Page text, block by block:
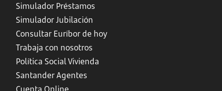
Simulador Préstamos
Simulador Jubilación
Consultar Euríbor de hoy
Trabaja con nosotros
Política Social Vivienda
Santander Agentes